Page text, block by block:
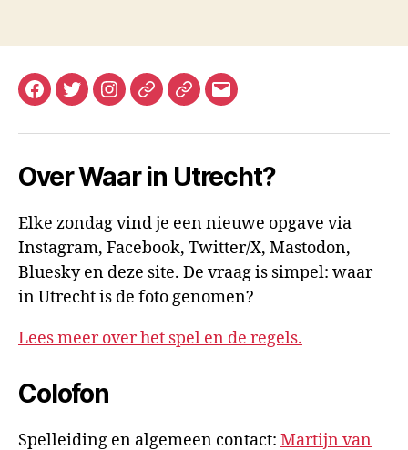
Facebook
TwitterInstagramMastodon
Bluesky
E-
Over Waar in Utrecht?
Elke zondag vind je een nieuwe opgave via
Instagram, Facebook, Twitter/X, Mastodon,
Bluesky en deze site. De vraag is simpel: waar
in Utrecht is de foto genomen?
Lees meer over het spel en de regels.
Colofon
Spelleiding en algemeen contact: Martijn van